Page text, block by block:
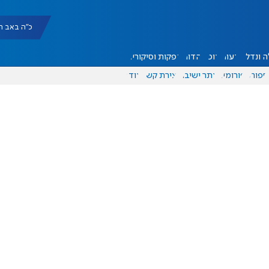
כ"ה באב תשפ"ו
ונדל"ן דעות אוכל יהדות הפקות וסיקורים
ספורט פורומים אתר ישיבה יצירת קשר עוד